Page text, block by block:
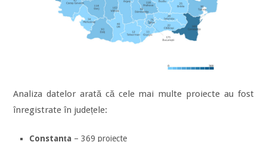
Analiza datelor arată că cele mai multe proiecte au fost
înregistrate în județele:
Constanța – 369 proiecte